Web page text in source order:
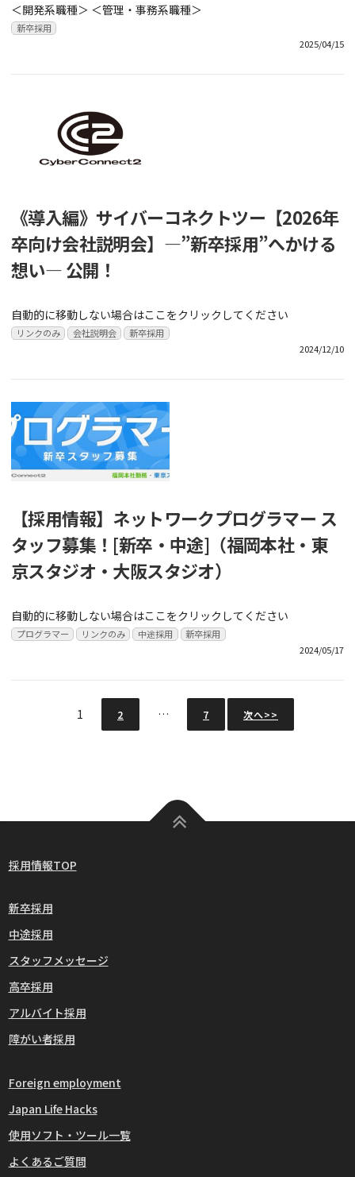
＜開発系職種＞ ＜管理・事務系職種＞
新卒採用
2025/04/15
《導入編》サイバーコネクトツー【2026年
卒向け会社説明会】―”新卒採用”へかける
想い― 公開！
自動的に移動しない場合はここをクリックしてください
リンクのみ 会社説明会
新卒採用
2024/12/10
【採用情報】ネットワークプログラマー ス
タッフ募集！[新卒・中途]（福岡本社・東
京スタジオ・大阪スタジオ）
自動的に移動しない場合はここをクリックしてください
プログラマー リンクのみ 中途採用
新卒採用
2024/05/17
1 2 … 7 次へ>>
採用情報TOP
新卒採用
中途採用
スタッフメッセージ
高卒採用
アルバイト採用
障がい者採用
Foreign employment
Japan Life Hacks
使用ソフト・ツール一覧
よくあるご質問